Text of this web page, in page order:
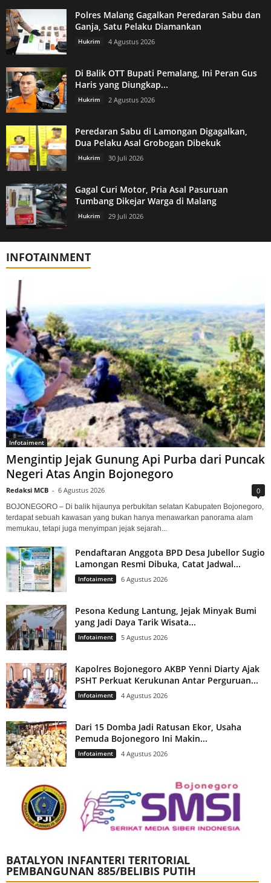
Polres Malang Gagalkan Peredaran Sabu dan
Ganja, Satu Pelaku Diamankan
Hukrim 4 Agustus 2026
Di Balik OTT Bupati Pemalang, Ini Peran Gus
Haris yang Diungkap...
Hukrim 2 Agustus 2026
Peredaran Sabu di Lamongan Digagalkan,
Dua Pelaku Asal Grobogan Dibekuk
Hukrim 30 Juli 2026
Gagal Curi Motor, Pria Asal Pasuruan
Tumbang Dikejar Warga di Malang
Hukrim 29 Juli 2026
INFOTAINMENT
Infotaiment
Mengintip Jejak Gunung Api Purba dari Puncak
Negeri Atas Angin Bojonegoro
Redaksi MCB - 6 Agustus 2026 0
BOJONEGORO – Di balik hijaunya perbukitan selatan Kabupaten Bojonegoro,
terdapat sebuah kawasan yang bukan hanya menawarkan panorama alam
memukau, tetapi juga menyimpan jejak sejarah...
Pendaftaran Anggota BPD Desa Jubellor Sugio
Lamongan Resmi Dibuka, Catat Jadwal...
Infotaiment 6 Agustus 2026
Pesona Kedung Lantung, Jejak Minyak Bumi
yang Jadi Daya Tarik Wisata...
Infotaiment 5 Agustus 2026
Kapolres Bojonegoro AKBP Yenni Diarty Ajak
PSHT Perkuat Kerukunan Antar Perguruan...
Infotaiment 4 Agustus 2026
Dari 15 Domba Jadi Ratusan Ekor, Usaha
Pemuda Bojonegoro Ini Makin...
Infotaiment 4 Agustus 2026
BATALYON INFANTERI TERITORIAL
PEMBANGUNAN 885/BELIBIS PUTIH